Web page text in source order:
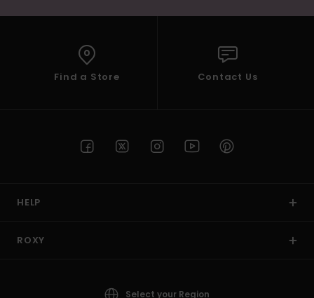
Find a Store Contact Us
HELP
ROXY
Select your Region